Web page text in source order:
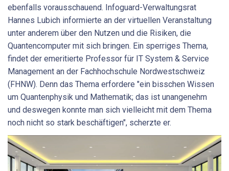
ebenfalls vorausschauend. Infoguard-Verwaltungsrat
Hannes Lubich informierte an der virtuellen Veranstaltung
unter anderem über den Nutzen und die Risiken, die
Quantencomputer mit sich bringen. Ein sperriges Thema,
findet der emeritierte Professor für IT System & Service
Management an der Fachhochschule Nordwestschweiz
(FHNW). Denn das Thema erfordere "ein bisschen Wissen
um Quantenphysik und Mathematik; das ist unangenehm
und deswegen konnte man sich vielleicht mit dem Thema
noch nicht so stark beschäftigen", scherzte er.